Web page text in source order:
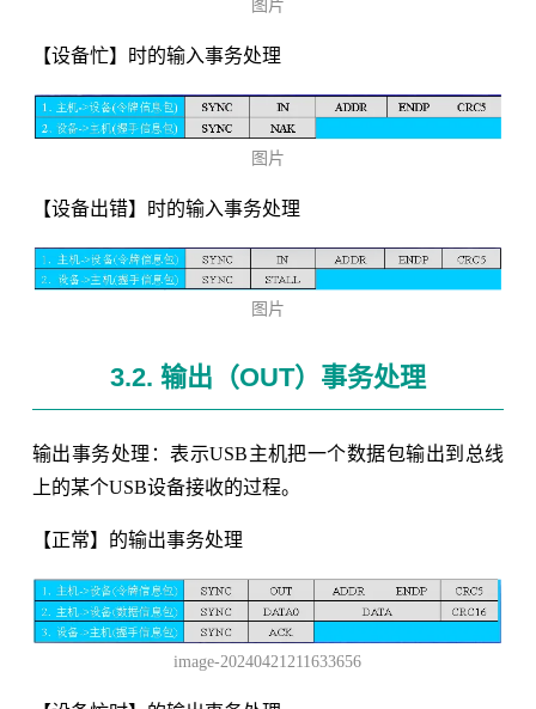
图片
【设备忙】时的输入事务处理
图片
【设备出错】时的输入事务处理
图片
3.2. 输出（OUT）事务处理
输出事务处理：表示USB主机把一个数据包输出到总线
上的某个USB设备接收的过程。
【正常】的输出事务处理
image-20240421211633656